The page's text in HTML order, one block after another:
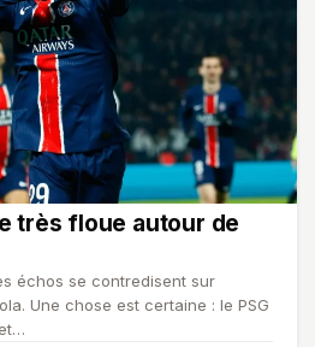
très floue autour de
échos se contredisent sur
Une chose est certaine : le PSG